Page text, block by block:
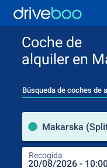
Coche de
alquiler en
Búsqueda de coches de
Makarska
Recogida